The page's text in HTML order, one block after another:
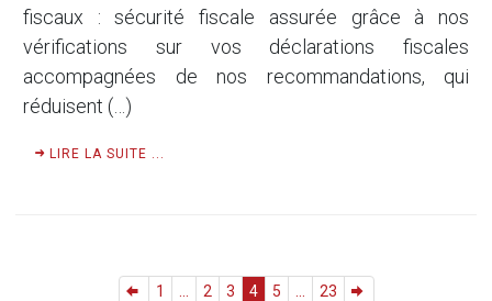
fiscaux : sécurité fiscale assurée grâce à nos
vérifications sur vos déclarations fiscales
accompagnées de nos recommandations, qui
réduisent (…)
LIRE LA SUITE ...
1 2 3 4 5 23